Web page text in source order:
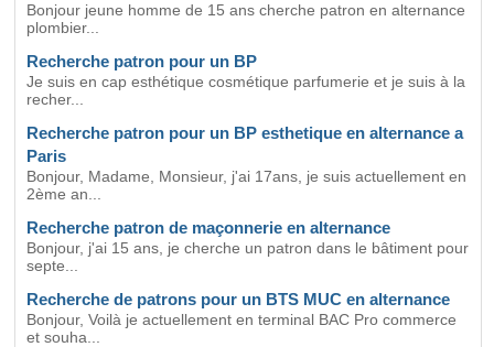
Bonjour jeune homme de 15 ans cherche patron en alternance
plombier...
Recherche patron pour un BP
Je suis en cap esthétique cosmétique parfumerie et je suis à la
recher...
Recherche patron pour un BP esthetique en alternance a
Paris
Bonjour, Madame, Monsieur, j'ai 17ans, je suis actuellement en
2ème an...
Recherche patron de maçonnerie en alternance
Bonjour, j'ai 15 ans, je cherche un patron dans le bâtiment pour
septe...
Recherche de patrons pour un BTS MUC en alternance
Bonjour, Voilà je actuellement en terminal BAC Pro commerce
et souha...